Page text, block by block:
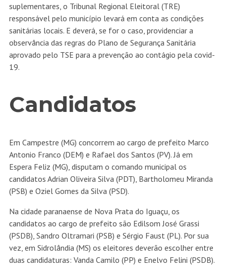
suplementares, o Tribunal Regional Eleitoral (TRE)
responsável pelo município levará em conta as condições
sanitárias locais. E deverá, se for o caso, providenciar a
observância das regras do Plano de Segurança Sanitária
aprovado pelo TSE para a prevenção ao contágio pela covid-
19.
Candidatos
Em Campestre (MG) concorrem ao cargo de prefeito Marco
Antonio Franco (DEM) e Rafael dos Santos (PV). Já em
Espera Feliz (MG), disputam o comando municipal os
candidatos Adrian Oliveira Silva (PDT), Bartholomeu Miranda
(PSB) e Oziel Gomes da Silva (PSD).
Na cidade paranaense de Nova Prata do Iguaçu, os
candidatos ao cargo de prefeito são Edilsom José Grassi
(PSDB), Sandro Oltramari (PSB) e Sérgio Faust (PL). Por sua
vez, em Sidrolândia (MS) os eleitores deverão escolher entre
duas candidaturas: Vanda Camilo (PP) e Enelvo Felini (PSDB).